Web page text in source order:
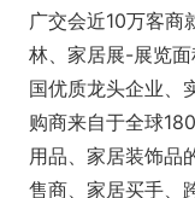
广交会近10万客商
林、家居展-展览
国优质龙头企业、
购商来自于全球
用品、家居装饰品
售商、家居买手、